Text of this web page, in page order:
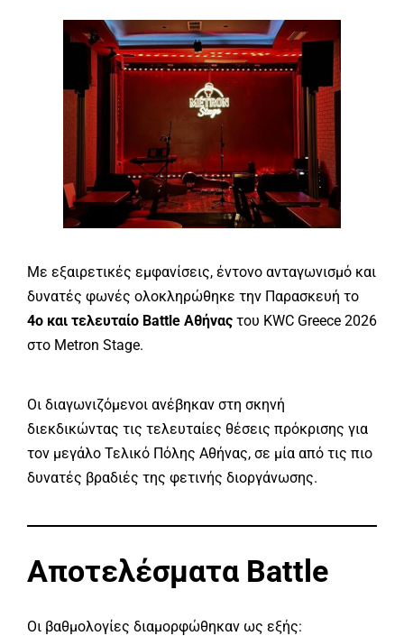
Με εξαιρετικές εμφανίσεις, έντονο ανταγωνισμό και
δυνατές φωνές ολοκληρώθηκε την Παρασκευή το
4ο και τελευταίο Battle Αθήνας του KWC Greece 2026
στο Metron Stage.
Οι διαγωνιζόμενοι ανέβηκαν στη σκηνή
διεκδικώντας τις τελευταίες θέσεις πρόκρισης για
τον μεγάλο Τελικό Πόλης Αθήνας, σε μία από τις πιο
δυνατές βραδιές της φετινής διοργάνωσης.
Αποτελέσματα Battle
Οι βαθμολογίες διαμορφώθηκαν ως εξής: